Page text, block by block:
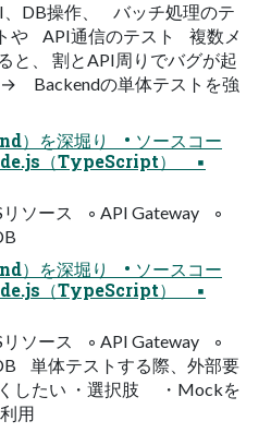
DB操作、 バッチ処理のテ
や API通信のテスト 複数メ
と、 割とAPI周りでバグが起
→ Backendの単体テストを強
）を深堀り • ソースコー
（TypeScript） ▪
ソース ◦ API Gateway ◦
）を深堀り • ソースコー
（TypeScript） ▪
ソース ◦ API Gateway ◦
単体テストする際、外部要
したい ・選択肢 ・Mockを
用